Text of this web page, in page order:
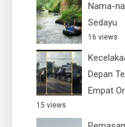
Nama-
Sedayu
16 views
Depan
Empat
15 views